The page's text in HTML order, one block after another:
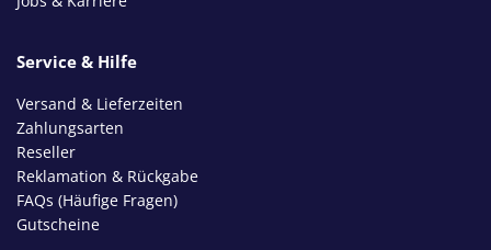
Service & Hilfe
Versand & Lieferzeiten
Zahlungsarten
Reseller
Reklamation & Rückgabe
FAQs (Häufige Fragen)
Gutscheine